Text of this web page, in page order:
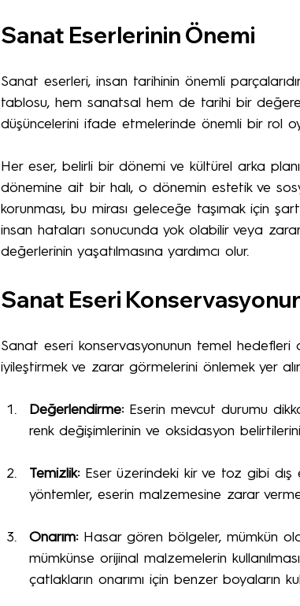
Sanat Eserlerinin Önemi
Sanat eserleri, insan tarihinin önemli
tablosu, hem sanatsal hem de tarihi bir değere
düşüncelerini ifade etmelerinde önemli bir rol
Her eser, belirli bir dönemi ve kültürel arka
dönemine ait bir halı, o dönemin estetik ve
korunması, bu mirası geleceğe taşımak için
insan hataları sonucunda yok olabilir veya
değerlerinin yaşatılmasına yardımcı olur.
Sanat Eseri
Sanat eseri konservasyonunun temel hedefleri
iyileştirmek ve zarar görmelerini önlemek yer
Değerlendirme: Eserin mevcut durumu
renk değişimlerinin ve oksidasyon
Temizlik: Eser üzerindeki kir ve toz gibi dış
yöntemler, eserin malzemesine zarar
Onarım: Hasar gören bölgeler, mümkün
mümkünse orijinal malzemelerin
çatlakların onarımı için benzer boyaların